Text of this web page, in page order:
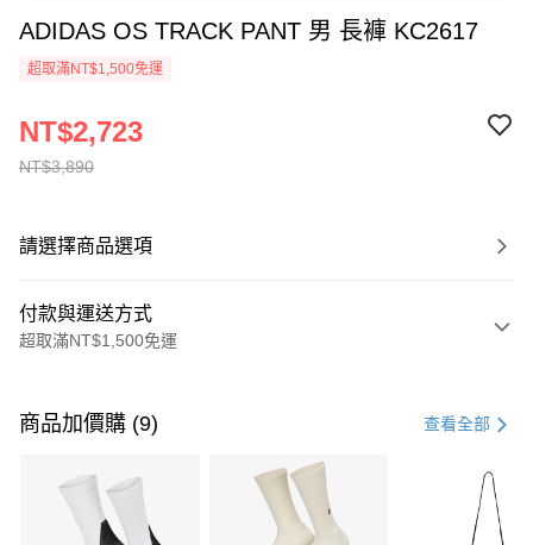
ADIDAS OS TRACK PANT 男 長褲 KC2617
超取滿NT$1,500免運
NT$3,890
NT$2,723
請選擇商品選項
付款與運送方式
超取滿NT$1,500免運
信用卡一次付款
3 期 0 利率 每期 21家銀行
合作金庫商業銀行
第一商業銀行
商品加價購 (9) 查看全部